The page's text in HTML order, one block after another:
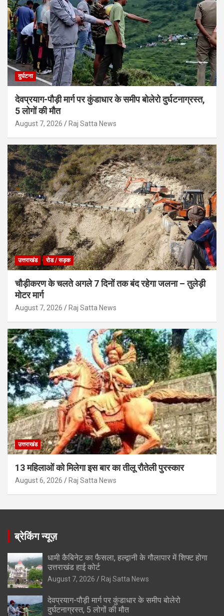
दुर्घटना
देवप्रयाग-पौड़ी मार्ग पर कुंडाधार के समीप बोलेरो दुर्घटनाग्रस्त,
5 लोगों की मौत
August 7, 2026 Raj Satta News
उत्तराखंड रोड / सड़क
चौड़ीकरण के चलते अगले 7 दिनों तक बंद रहेगा जलना – तुलेड़ी
मोटर मार्ग
August 7, 2026 Raj Satta News
उत्तराखंड
13 महिलाओं को मिलेगा इस बार का तीलू रौतेली पुरस्कार
August 6, 2026 Raj Satta News
ब्रेकिंग न्यूज़
धामी कैबिनेट का फैसला, हल्द्वानी के गौलापार में शिफ्ट होगा
उत्तराखंड हाई कोर्ट
August 7, 2026 Raj Satta News
देवप्रयाग-पौड़ी मार्ग पर कुंडाधार के समीप बोलेरो
दुर्घटनाग्रस्त, 5 लोगों की मौत